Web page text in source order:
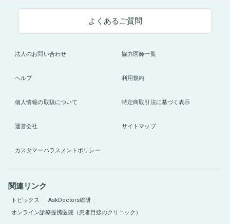
よくあるご質問
法人のお問い合わせ 協力医師一覧
ヘルプ 利用規約
個人情報の取扱について 特定商取引法に基づく表示
運営会社 サイトマップ
カスタマーハラスメントポリシー
関連リンク
トピックス
AskDoctors総研
オンライン診療提携医院（患者目線のクリニック）